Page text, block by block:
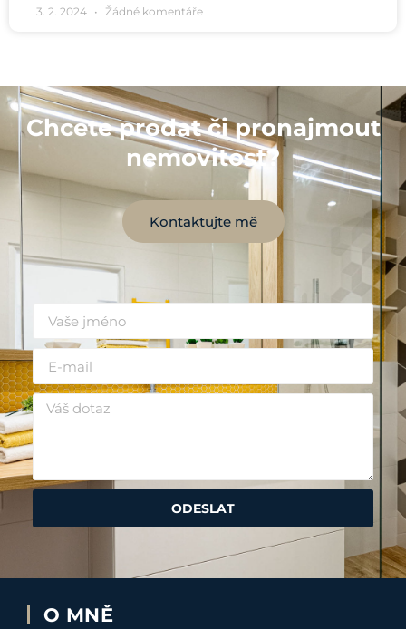
3. 2. 2024 Žádné komentáře
Chcete prodat či pronajmout
nemovitost?
Kontaktujte mě
ODESLAT
O MNĚ